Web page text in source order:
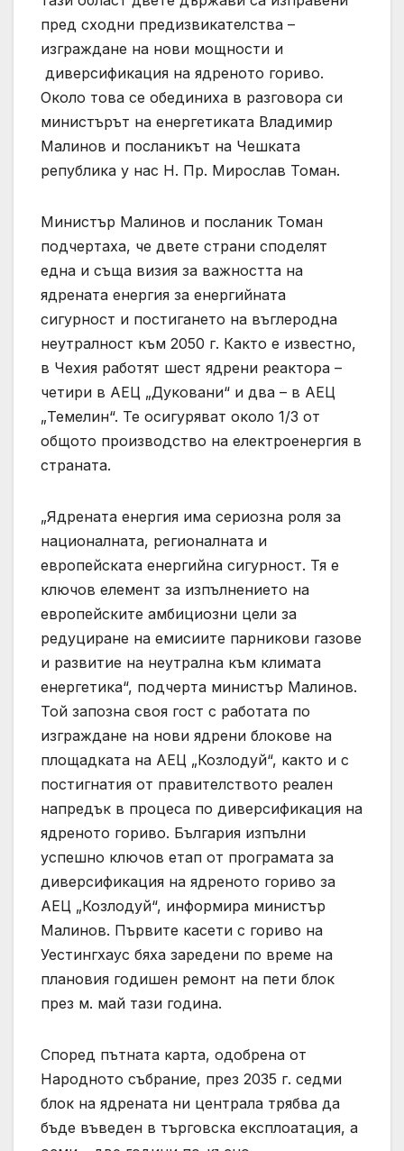
пред сходни предизвикателства –
изграждане на нови мощности и
диверсификация на ядреното гориво.
Около това се обединиха в разговора си
министърът на енергетиката Владимир
Малинов и посланикът на Чешката
република у нас Н. Пр. Мирослав Томан.
Министър Малинов и посланик Томан
подчертаха, че двете страни споделят
една и съща визия за важността на
ядрената енергия за енергийната
сигурност и постигането на въглеродна
неутралност към 2050 г. Както е известно,
в Чехия работят шест ядрени реактора –
четири в АЕЦ „Дуковани“ и два – в АЕЦ
„Темелин“. Те осигуряват около 1/3 от
общото производство на електроенергия в
страната.
„Ядрената енергия има сериозна роля за
националната, регионалната и
европейската енергийна сигурност. Тя е
ключов елемент за изпълнението на
европейските амбициозни цели за
редуциране на емисиите парникови газове
и развитие на неутрална към климата
енергетика“, подчерта министър Малинов.
Той запозна своя гост с работата по
изграждане на нови ядрени блокове на
площадката на АЕЦ „Козлодуй“, както и с
постигнатия от правителството реален
напредък в процеса по диверсификация на
ядреното гориво. България изпълни
успешно ключов етап от програмата за
диверсификация на ядреното гориво за
АЕЦ „Козлодуй“, информира министър
Малинов. Първите касети с гориво на
Уестингхаус бяха заредени по време на
плановия годишен ремонт на пети блок
през м. май тази година.
Според пътната карта, одобрена от
Народното събрание, през 2035 г. седми
блок на ядрената ни централа трябва да
бъде въведен в търговска експлоатация, а